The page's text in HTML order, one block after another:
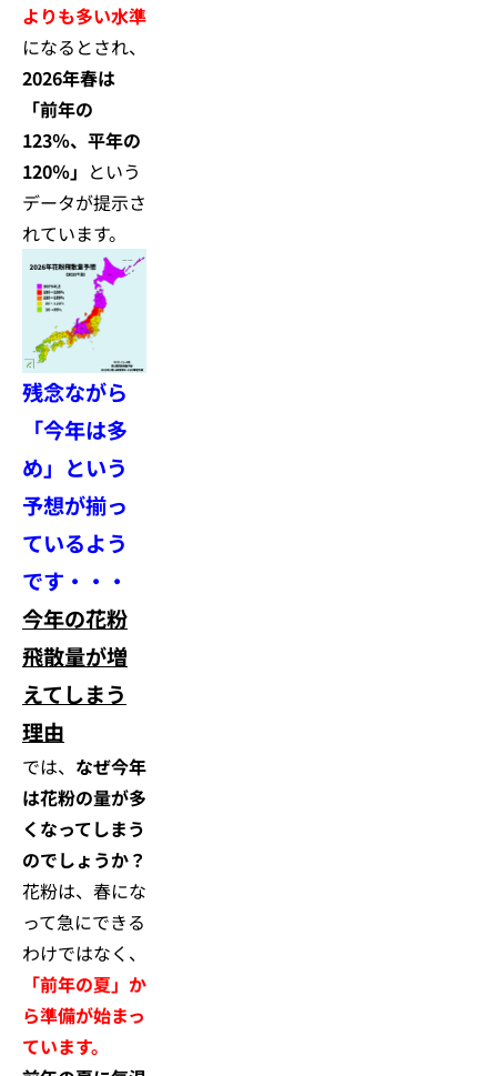
よりも多い水準
になるとされ、
2026年春は
「前年の
123％、平年の
120％」 という
データが提示さ
れています。
残念ながら
「今年は多
め」という
予想が揃っ
ているよう
です・・・
今年の花粉
飛散量が増
えてしまう
理由
では、 なぜ今年
は花粉の量が多
くなってしまう
のでしょうか？
花粉は、春にな
って急にできる
わけではなく、
「前年の夏」か
ら準備が始まっ
ています。